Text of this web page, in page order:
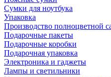
Сумки для ноутбука
Упаковка
Производство полноцветной
Подарочные пакеты
Подарочные коробки
Подарочная упаковка
Электроника и гаджеты
Лампы и светильники